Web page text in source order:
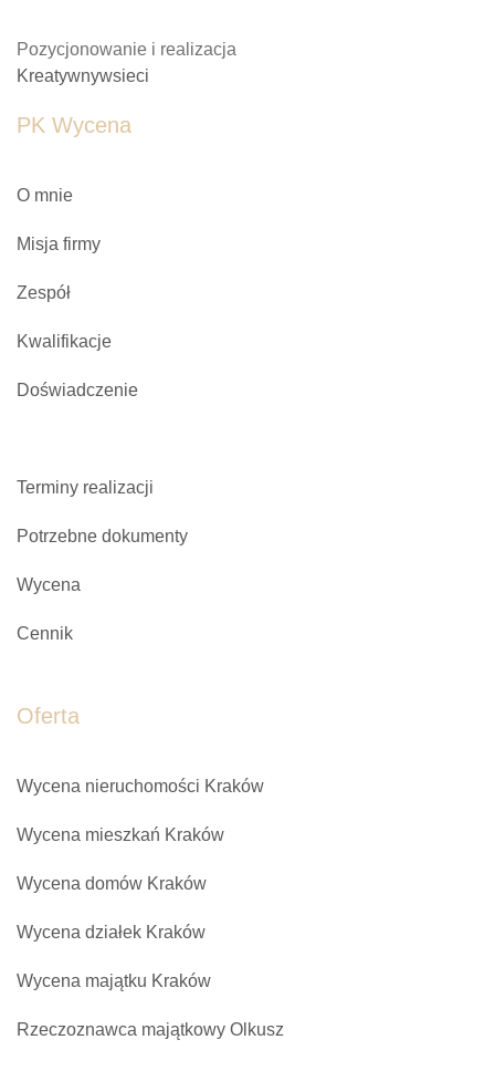
Pozycjonowanie i realizacja
Kreatywnywsieci
PK Wycena
O mnie
Misja firmy
Zespół
Kwalifikacje
Doświadczenie
Terminy realizacji
Potrzebne dokumenty
Wycena
Cennik
Oferta
Wycena nieruchomości Kraków
Wycena mieszkań Kraków
Wycena domów Kraków
Wycena działek Kraków
Wycena majątku Kraków
Rzeczoznawca majątkowy Olkusz